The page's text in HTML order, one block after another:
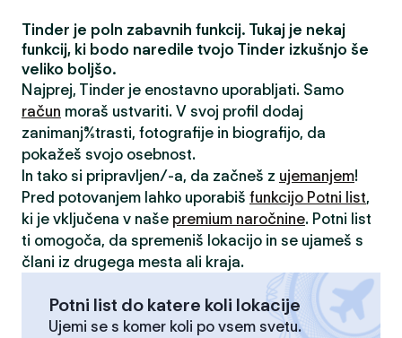
Tinder je poln zabavnih funkcij. Tukaj je nekaj
funkcij, ki bodo naredile tvojo Tinder izkušnjo še
veliko boljšo.
Najprej, Tinder je enostavno uporabljati. Samo
račun moraš ustvariti. V svoj profil dodaj
zanimanja/strasti, fotografije in biografijo, da
pokažeš svojo osebnost.
In tako si pripravljen/-a, da začneš z ujemanjem!
Pred potovanjem lahko uporabiš funkcijo Potni list,
ki je vključena v naše premium naročnine. Potni list
ti omogoča, da spremeniš lokacijo in se ujameš s
člani iz drugega mesta ali kraja.
Potni list do katere koli lokacije
Ujemi se s komer koli po vsem svetu.